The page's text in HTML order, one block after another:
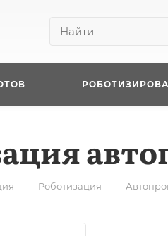
— Роботизация —